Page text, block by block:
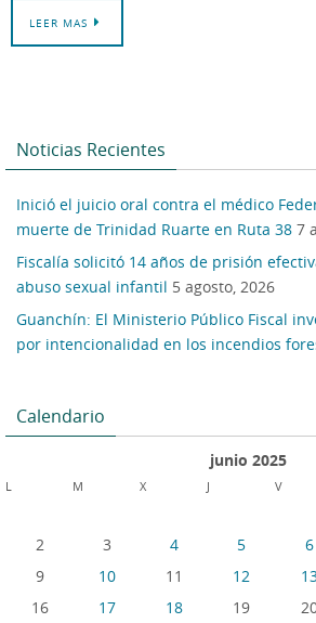
LEER MAS
Noticias Recientes
Inició el juicio oral contra el médico
muerte de Trinidad Ruarte en Ruta 38 7
Fiscalía solicitó 14 años de prisión
abuso sexual infantil 5 agosto, 2026
Guanchín: El Ministerio Público Fiscal
por intencionalidad en los incendios
Calendario
junio 2025
L M X J V
2
3 4 5 6
9
10 11 12
16
17 18 19